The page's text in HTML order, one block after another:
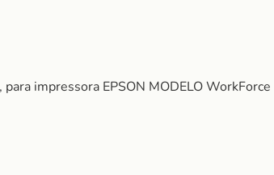
impressora EPSON MODELO